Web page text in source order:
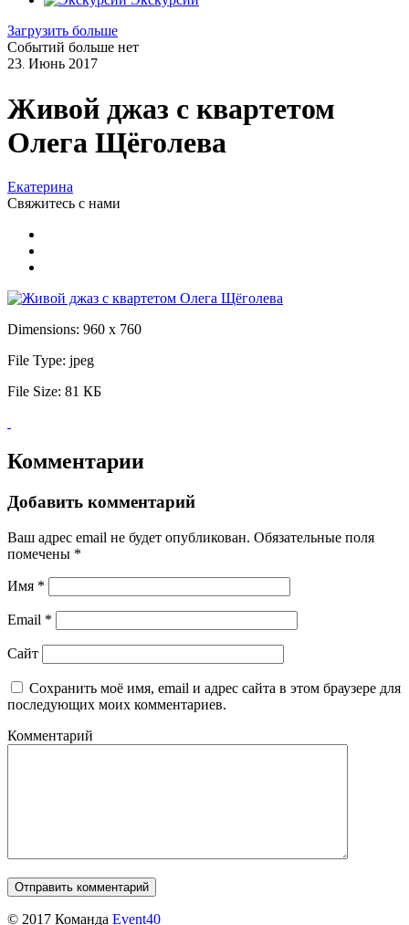
Загрузить больше
Событий больше нет
23. Июнь 2017
Живой джаз с квартетом
Олега Щёголева
Екатерина
Свяжитесь с нами
Dimensions: 960 x 760
File Type: jpeg
File Size: 81 КБ
Комментарии
Добавить комментарий
Ваш адрес email не будет опубликован. Обязательные поля
помечены *
Имя *
Email *
Сайт
Сохранить моё имя, email и адрес сайта в этом браузере для
последующих моих комментариев.
Комментарий
© 2017 Команда Event40